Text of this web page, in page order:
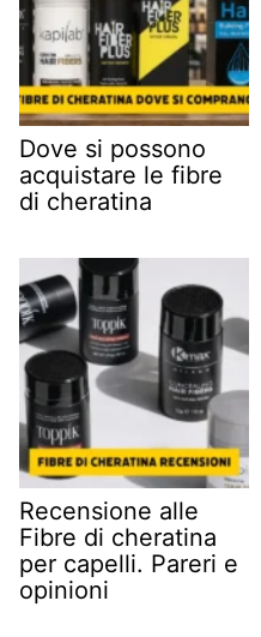
Dove si possono
acquistare le fibre
di cheratina
Recensione alle
Fibre di cheratina
per capelli. Pareri e
opinioni